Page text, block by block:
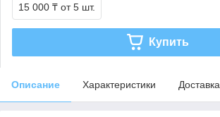
15 000 ₸ от 5 шт.
Купить
Описание Характеристики Доставка